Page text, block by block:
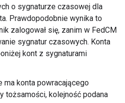
o sygnaturze czasowej dla
Prawdopodobnie wynika to
zalogował się, zanim w FedCM
sygnatur czasowych. Konta
kont z sygnaturami
ma konta powracającego
tożsamości, kolejność podana